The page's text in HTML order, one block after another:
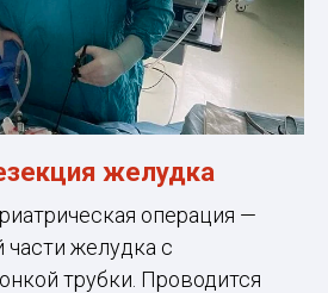
желудка
операция —
желудка с
трубки. Проводится